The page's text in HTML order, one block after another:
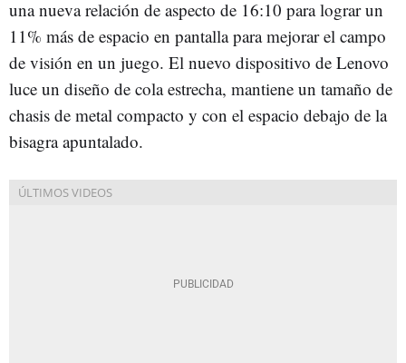
una nueva relación de aspecto de 16:10 para lograr un
11% más de espacio en pantalla para mejorar el campo
de visión en un juego. El nuevo dispositivo de Lenovo
luce un diseño de cola estrecha, mantiene un tamaño de
chasis de metal compacto y con el espacio debajo de la
bisagra apuntalado.